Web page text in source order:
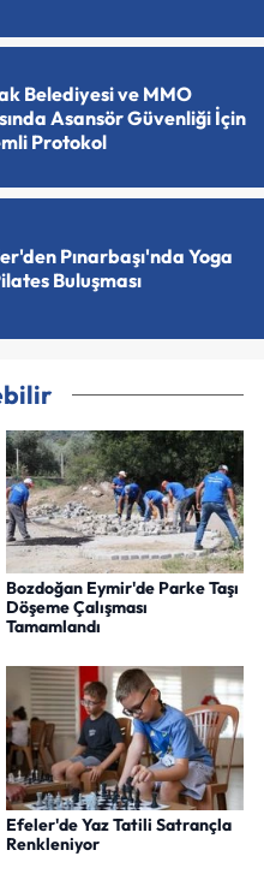
Belediyesi ve MMO
Asansör Güvenliği İçin
Protokol
Pınarbaşı'nda Yoga
Buluşması
Bozdoğan Eymir'de Parke Taşı
Döşeme Çalışması
Tamamlandı
Efeler'de Yaz Tatili Satrançla
Renkleniyor